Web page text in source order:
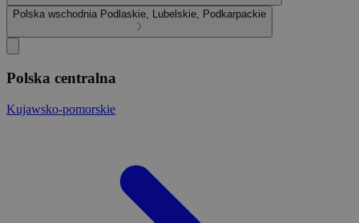
Polska wschodnia Podlaskie, Lubelskie, Podkarpackie
Polska centralna
Kujawsko-pomorskie